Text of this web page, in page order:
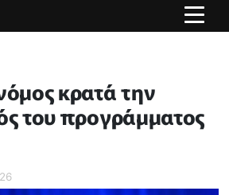
κρατά την
του προγράμματος